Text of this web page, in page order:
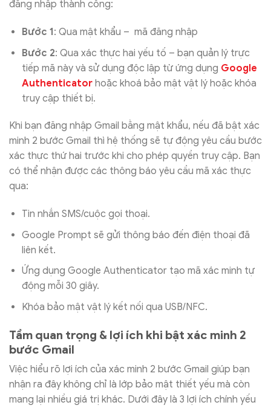
đăng nhập thành công:
Bước 1: Qua mật khẩu – mã đăng nhập
Bước 2: Qua xác thực hai yếu tố – bạn quản lý trực
tiếp mã này và sử dụng độc lập từ ứng dụng Google
Authenticatorhoặc khoá bảo mật vật lý hoặc khóa
truy cập thiết bị.
Khi bạn đăng nhập Gmail bằng mật khẩu, nếu đã bật xác
minh 2 bước Gmail thì hệ thống sẽ tự động yêu cầu bước
xác thực thứ hai trước khi cho phép quyền truy cập. Bạn
có thể nhận được các thông báo yêu cầu mã xác thực
qua:
Tin nhắn SMS/cuộc gọi thoại.
Google Prompt sẽ gửi thông báo đến điện thoại đã
liên kết.
Ứng dụng Google Authenticator tạo mã xác minh tự
động mỗi 30 giây.
Khóa bảo mật vật lý kết nối qua USB/NFC.
Tầm quan trọng & lợi ích khi bật xác minh 2
bước Gmail
Việc hiểu rõ lợi ích của xác minh 2 bước Gmail giúp bạn
nhận ra đây không chỉ là lớp bảo mật thiết yếu mà còn
mang lại nhiều giá trị khác. Dưới đây là 3 lợi ích chính yếu